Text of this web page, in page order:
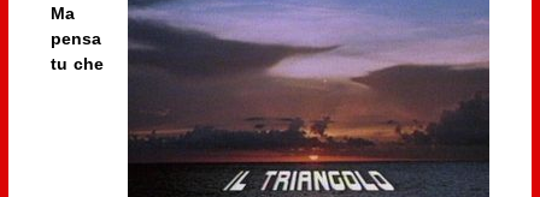
Ma
pensa
tu che